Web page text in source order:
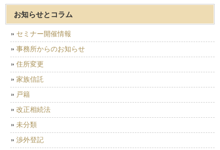
お知らせとコラム
セミナー開催情報
事務所からのお知らせ
住所変更
家族信託
戸籍
改正相続法
未分類
渉外登記